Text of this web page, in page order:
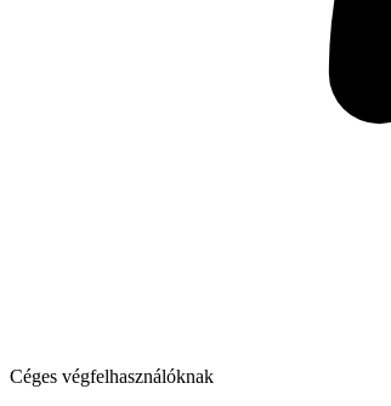
Céges végfelhasználóknak